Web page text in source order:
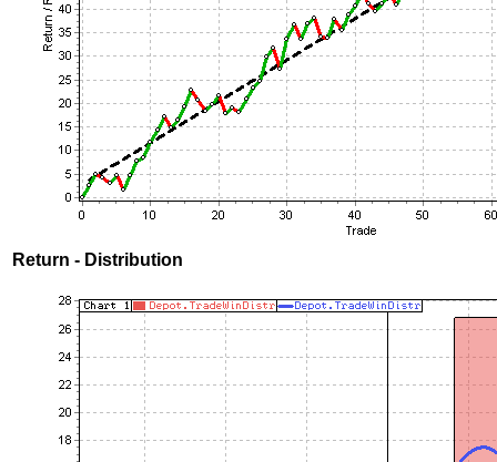
Return - Distribution